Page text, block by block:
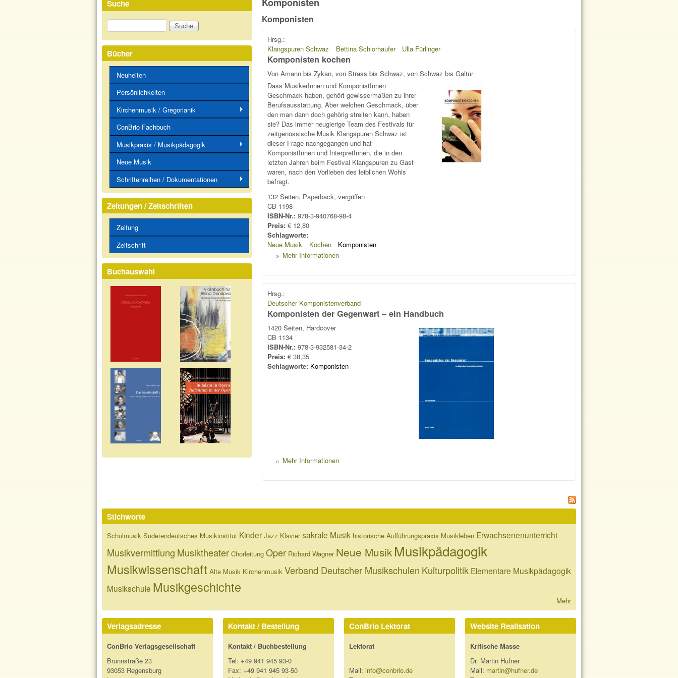
Komponisten
Hrsg.:
Klangspuren Schwaz
Bettina Schlorhaufer Ulla Fürlinger
Komponisten kochen
Von Amann bis Zykan, von Strass bis Schwaz, von Schwaz bis Galtür
Dass MusikerInnen und KomponistInnen
Geschmack haben, gehört gewissermaßen zu ihrer
Berufsausstattung. Aber welchen Geschmack, über
den man dann doch gehörig streiten kann, haben
sie? Das immer neugierige Team des Festivals für
zeitgenössische Musik Klangspuren Schwaz ist
dieser Frage nachgegangen und hat
KomponistInnen und InterpretInnen, die in den
letzten Jahren beim Festival Klangspuren zu Gast
waren, nach den Vorlieben des leiblichen Wohls
befragt.
132 Seiten, Paperback, vergriffen
CB 1198
ISBN-Nr.: 978-3-940768-98-4
Preis: € 12,80
Schlagworte:
Neue Musik
Kochen
Komponisten
Mehr Informationen
Hrsg.:
Deutscher Komponistenverband
Komponisten der Gegenwart – ein Handbuch
1420 Seiten, Hardcover
CB 1134
ISBN-Nr.: 978-3-932581-34-2
Preis: € 38,35
Schlagworte: Komponisten
Mehr Informationen
Suche
Suche
Bücher
Neuheiten
Persönlichkeiten
Kirchenmusik / Gregorianik
ConBrio Fachbuch
Musikpraxis / Musikpädagogik
Neue Musik
Schriftenreihen / Dokumentationen
Zeitungen / Zeitschriften
Zeitung
Zeitschrift
Buchauswahl
Stichworte
Schulmusik Sudetendeutsches Musikinstitut Kinder Jazz Klavier sakrale Musik historische Aufführungspraxis Musikleben Erwachsenenunterricht
Musikvermittlung Musiktheater Chorleitung Oper Richard Wagner Neue Musik Musikpädagogik
Musikwissenschaft Alte Musik Kirchenmusik Verband Deutscher Musikschulen Kulturpolitik Elementare Musikpädagogik
Musikschule Musikgeschichte
Mehr
Verlagsadresse
ConBrio Verlagsgesellschaft
Brunnstraße 23
93053 Regensburg
Kontakt / Bestellung
Kontakt / Buchbestellung
Tel: +49 941 945 93-0
Fax: +49 941 945 93-50
ConBrio Lektorat
Lektorat
Mail: info@conbrio.de
Website Realisation
Kritische Masse
Dr. Martin Hufner
Mail: martin@hufner.de